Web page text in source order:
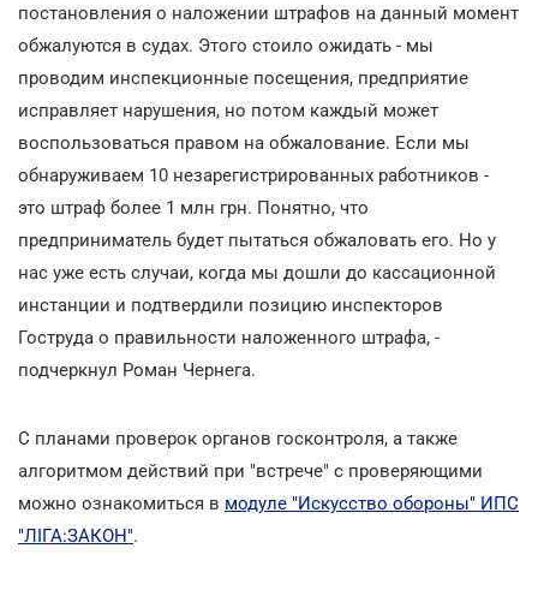
постановления о наложении штрафов на данный момент
обжалуются в судах. Этого стоило ожидать - мы
проводим инспекционные посещения, предприятие
исправляет нарушения, но потом каждый может
воспользоваться правом на обжалование. Если мы
обнаруживаем 10 незарегистрированных работников -
это штраф более 1 млн грн. Понятно, что
предприниматель будет пытаться обжаловать его. Но у
нас уже есть случаи, когда мы дошли до кассационной
инстанции и подтвердили позицию инспекторов
Гоструда о правильности наложенного штрафа, -
подчеркнул Роман Чернега.
С планами проверок органов госконтроля, а также
алгоритмом действий при "встрече" с проверяющими
можно ознакомиться в модуле "Искусство обороны" ИПС
"ЛІГА:ЗАКОН".